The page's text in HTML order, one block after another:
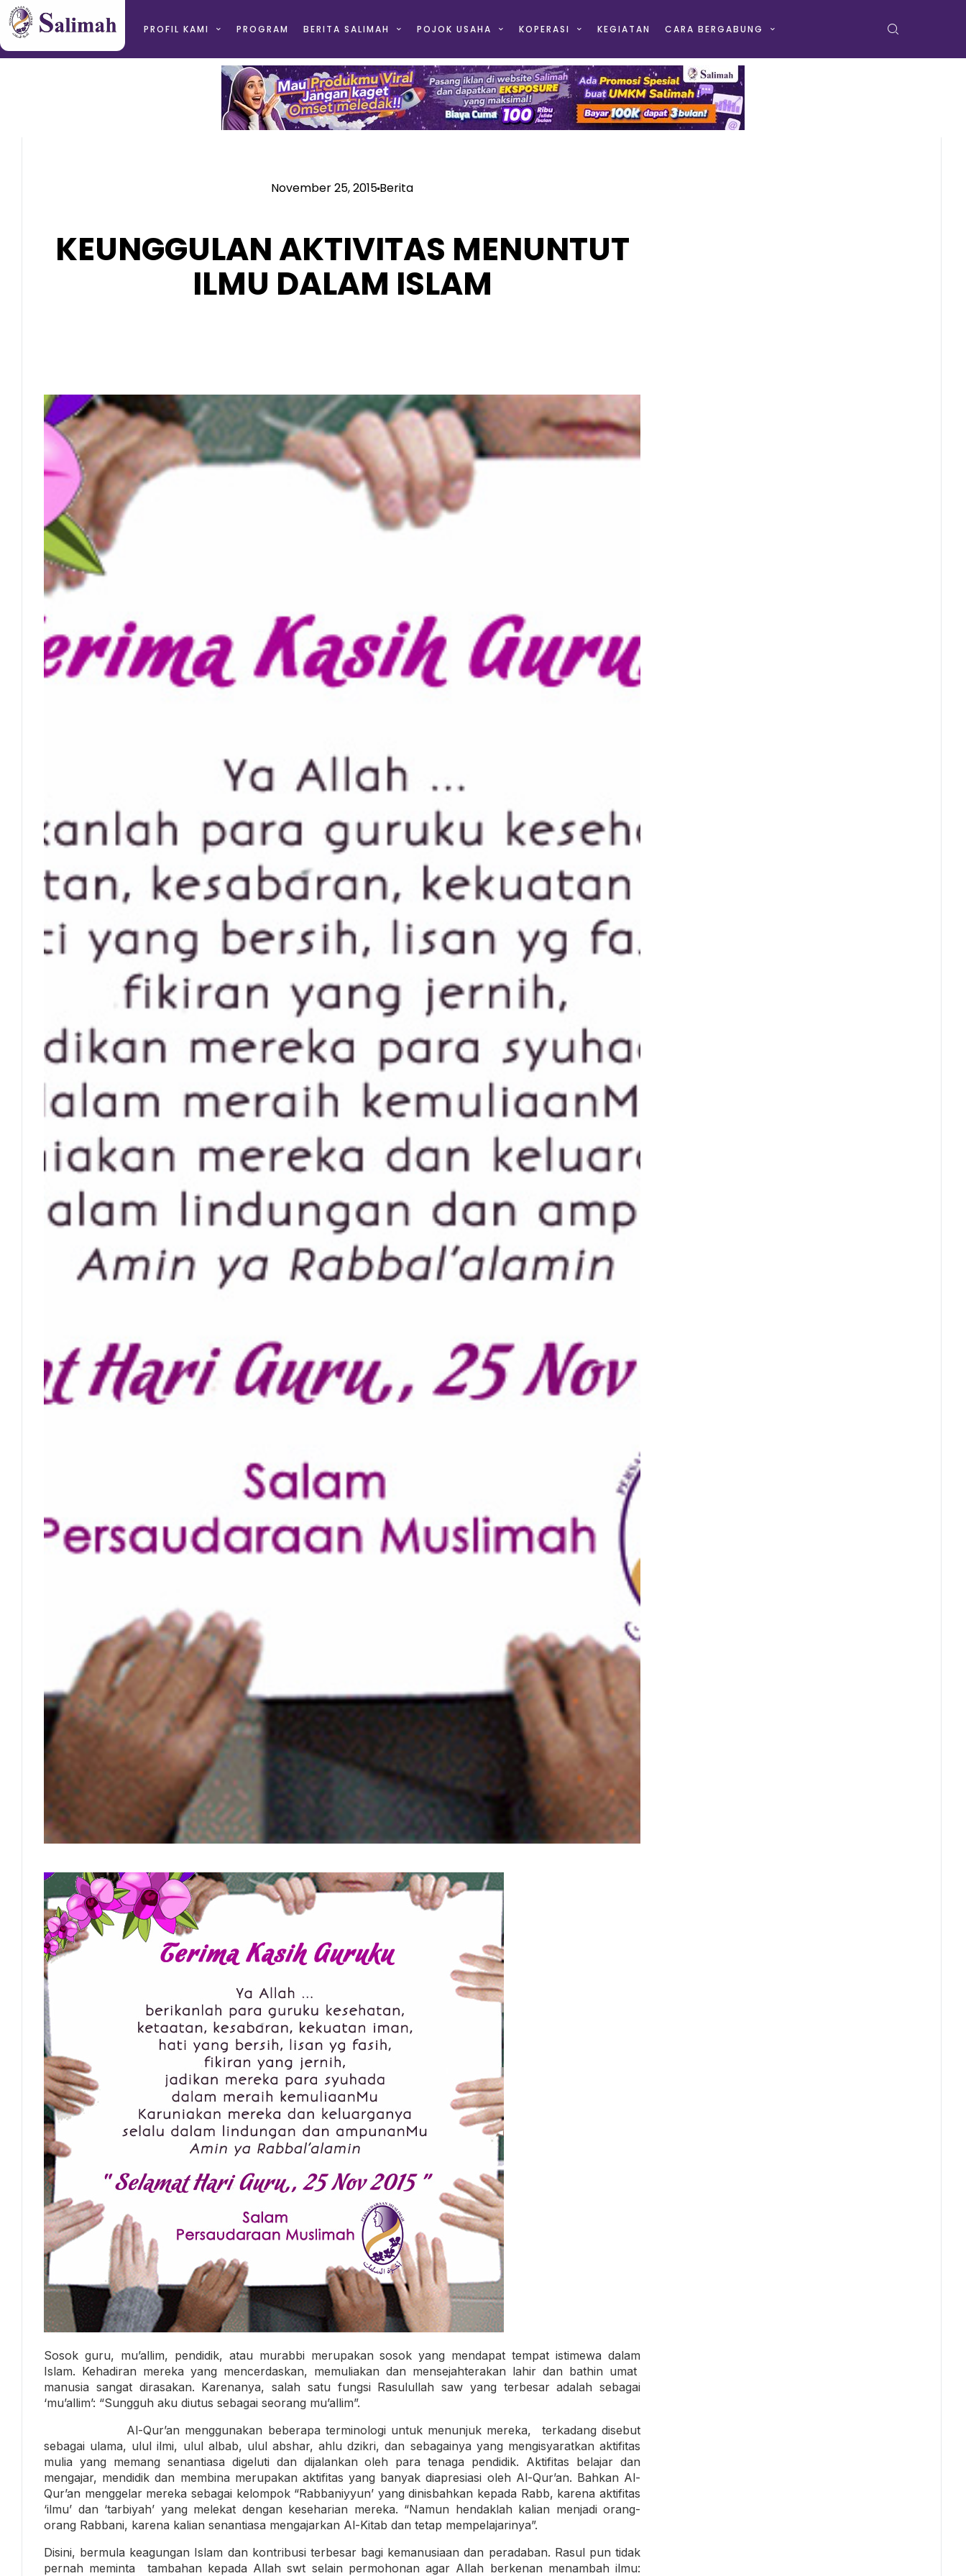
PROFIL KAMI PROGRAM BERITA SALIMAH POJOK USAHA KOPERASI KEGIATAN CARA BERGABUNG
November 25, 2015Berita
KEUNGGULAN AKTIVITAS MENUNTUT
ILMU DALAM ISLAM
Sosok guru, mu’allim, pendidik, atau murabbi merupakan sosok yang mendapat tempat istimewa dalam
Islam. Kehadiran mereka yang mencerdaskan, memuliakan dan mensejahterakan lahir dan bathin umat
manusia sangat dirasakan. Karenanya, salah satu fungsi Rasulullah saw yang terbesar adalah sebagai
‘mu’allim’: “Sungguh aku diutus sebagai seorang mu’allim”.
Al-Qur’an menggunakan beberapa terminologi untuk menunjuk mereka, terkadang disebut
sebagai ulama, ulul ilmi, ulul albab, ulul abshar, ahlu dzikri, dan sebagainya yang mengisyaratkan aktifitas
mulia yang memang senantiasa digeluti dan dijalankan oleh para tenaga pendidik. Aktifitas belajar dan
mengajar, mendidik dan membina merupakan aktifitas yang banyak diapresiasi oleh Al-Qur’an. Bahkan Al-
Qur’an menggelar mereka sebagai kelompok “Rabbaniyyun’ yang dinisbahkan kepada Rabb, karena aktifitas
‘ilmu’ dan ‘tarbiyah’ yang melekat dengan keseharian mereka. “Namun hendaklah kalian menjadi orang-
orang Rabbani, karena kalian senantiasa mengajarkan Al-Kitab dan tetap mempelajarinya”.
Disini, bermula keagungan Islam dan kontribusi terbesar bagi kemanusiaan dan peradaban. Rasul pun tidak
pernah meminta tambahan kepada Allah swt selain permohonan agar Allah berkenan menambah ilmu: